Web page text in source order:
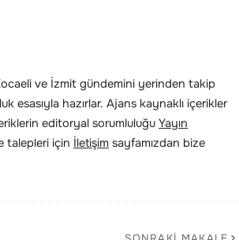
ve İzmit gündemini yerinden takip
esasıyla hazırlar. Ajans kaynaklı içerikler
editoryal sorumluluğu Yayın
talepleri için İletişim sayfamızdan bize